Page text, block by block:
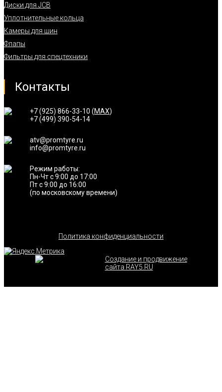
Диски для JCB
Уплотнительные кольца
Камеры для шин
Флапы
Фильтры для спецтехники
Контакты
+7 (925) 866-33-10 (MAX)
+7 (499) 390-54-14
atv@promtyre.ru
info@promtyre.ru
Режим работы:
Пн-Чт с 9:00 до 17:00
Пт с 9:00 до 16:00
(по московскому времени)
Политика конфиденциальности
Создание и продвижение
сайта RAY5.RU